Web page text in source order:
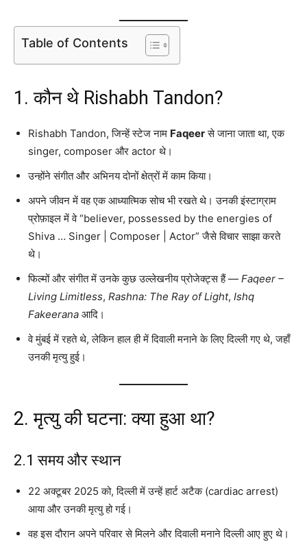
Table of Contents
1. कौन थे Rishabh Tandon?
Rishabh Tandon, जिन्हें स्टेज नाम Faqeerसे जाना जाता था, एक
singer, composer और actor थे।
उन्होंने संगीत और अभिनय दोनों क्षेत्रों में काम किया।
अपने जीवन में वह एक आध्यात्मिक सोच भी रखते थे। उनकी इंस्टाग्राम
प्रोफ़ाइल में वे “believer, possessed by the energies of
Shiva … Singer | Composer | Actor” जैसे विचार साझा करते
थे।
फिल्मों और संगीत में उनके कुछ उल्लेखनीय प्रोजेक्ट्स हैं — Faqeer –
Living Limitless, Rashna: The Ray of Light, Ishq
Fakeerana आदि।
वे मुंबई में रहते थे, लेकिन हाल ही में दिवाली मनाने के लिए दिल्ली गए थे, जहाँ
उनकी मृत्यु हुई।
2. मृत्यु की घटना: क्या हुआ था?
2.1 समय और स्थान
22 अक्टूबर 2025 को, दिल्ली में उन्हें हार्ट अटैक (cardiac arrest)
आया और उनकी मृत्यु हो गई।
वह इस दौरान अपने परिवार से मिलने और दिवाली मनाने दिल्ली आए हुए थे।